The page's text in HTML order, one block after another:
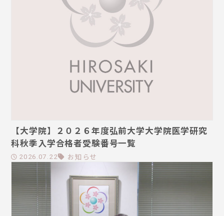
【大学院】２０２６年度弘前大学大学院医学研究
科秋季入学合格者受験番号一覧
2026.07.22 お知らせ